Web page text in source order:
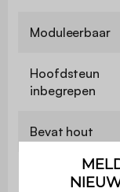
Moduleerbaar
Hoofdsteun
inbegrepen
Bevat hout
Materiaal